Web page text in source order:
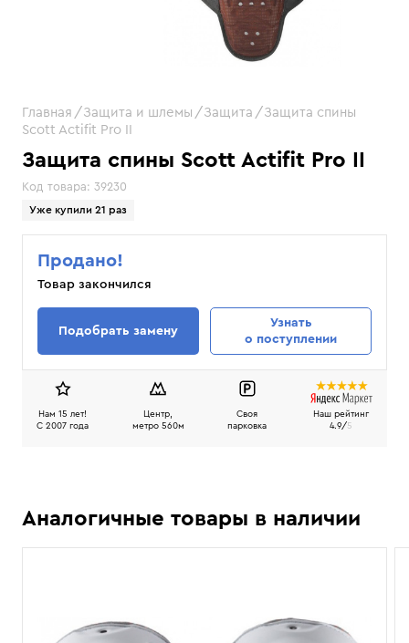
Защита спины Scott Actifit Pro II
Код товара: 39230
Уже купили 21 раз
Главная Защита и шлемы Защита
Защита спины
Scott Actifit Pro II
Продано!
Товар закончился
Подобрать замену
Узнать
о поступлении
Нам 15 лет!
C 2007 года
Центр,
метро 560м
Своя
парковка
Наш рейтинг
4.9/5
Аналогичные товары в наличии